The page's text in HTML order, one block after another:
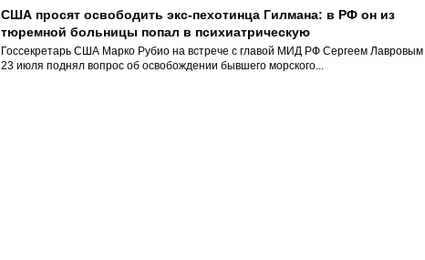
США просят освободить экс-пехотинца Гилмана: в РФ он из
тюремной больницы попал в психиатрическую
Госсекретарь США Марко Рубио на встрече с главой МИД РФ Сергеем Лавровым
23 июля поднял вопрос об освобождении бывшего морского...